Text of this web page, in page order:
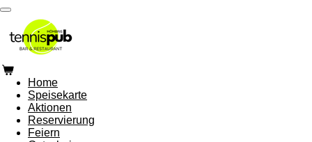
Zum
Hauptinhalt
springen
Home
Speisekarte
Aktionen
Reservierung
Feiern